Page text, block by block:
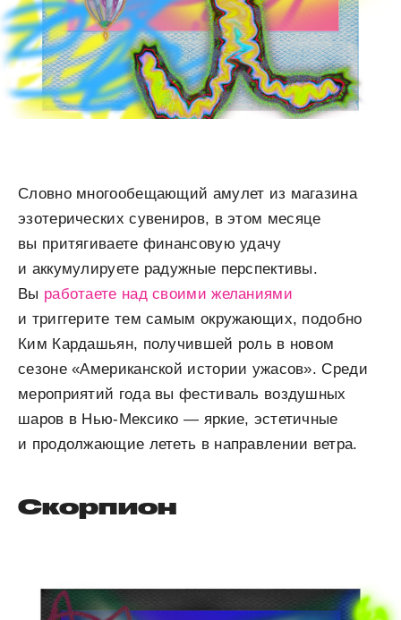
Словно многообещающий амулет из магазина
эзотерических сувениров, в этом месяце
вы притягиваете финансовую удачу
и аккумулируете радужные перспективы.
Вы работаете над своими желаниями
и триггерите тем самым окружающих, подобно
Ким Кардашьян, получившей роль в новом
сезоне «Американской истории ужасов». Среди
мероприятий года вы фестиваль воздушных
шаров в Нью-Мексико — яркие, эстетичные
и продолжающие лететь в направлении ветра.
Скорпион